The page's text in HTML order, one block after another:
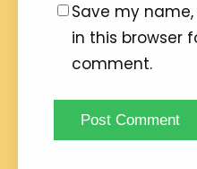
Save my
in this browser
comment.